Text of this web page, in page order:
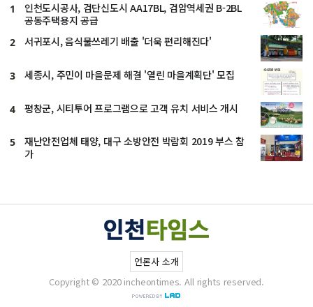
1
인천도시공사, 검단신도시 AA17BL, 검암역세권 B-2BL
공동주택용지 공급
2 서귀포시, 음식물쓰레기 배출 '더욱 편리해진다'
3 세종시, 주민이 마을문제 해결 '열린 마을계획단' 모집
4 평창군, 시티투어 프로그램으로 고객 유치 서비스 개시
5
재난안전업체 태양, 대구 소방안전 박람회 2019 부스 참
가
언론사 소개
Copyright © 2020 incheontimes. All rights reserved.